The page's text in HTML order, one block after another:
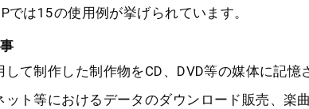
では15の使用例が挙げられています。
して制作した制作物をCD、DVD等の媒体に記憶
ット等におけるデータのダウンロード販売、楽